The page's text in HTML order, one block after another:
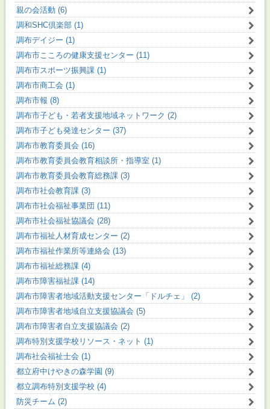
親の会活動 (6)
調和SHC倶楽部 (1)
調布デイジー (1)
調布市こころの健康支援センター (11)
調布市スポーツ振興課 (1)
調布市商工会 (1)
調布市報 (8)
調布市子ども・若者支援地域ネットワーク (2)
調布市子ども発達センター (37)
調布市教育委員会 (16)
調布市教育委員会教育相談所・指導室 (1)
調布市教育委員会教育総務課 (3)
調布市社会教育課 (3)
調布市社会福祉事業団 (11)
調布市社会福祉協議会 (28)
調布市福祉人材育成センター (2)
調布市福祉作業所等連絡会 (13)
調布市福祉総務課 (4)
調布市障害福祉課 (14)
調布市障害者地域活動支援センター「ドルチェ」 (2)
調布市障害者地域自立支援協議会 (5)
調布市障害者自立支援協議会 (2)
調布特別支援学校リソース・ネット (1)
調布社会福祉士会 (1)
都立府中けやきの森学園 (9)
都立調布特別支援学校 (4)
防災チーム (2)